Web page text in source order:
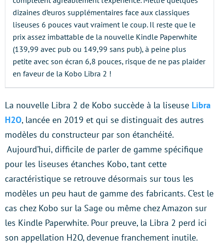
dizaines d’euros supplémentaires face aux classiques
liseuses 6 pouces vaut vraiment le coup. Il reste que le
prix assez imbattable de la nouvelle Kindle Paperwhite
(139,99 avec pub ou 149,99 sans pub), à peine plus
petite avec son écran 6,8 pouces, risque de ne pas plaider
en faveur de la Kobo Libra 2 !
La nouvelle Libra 2 de Kobo succède à la liseuse Libra
H2O, lancée en 2019 et qui se distinguait des autres
modèles du constructeur par son étanchéité.
Aujourd’hui, difficile de parler de gamme spécifique
pour les liseuses étanches Kobo, tant cette
caractéristique se retrouve désormais sur tous les
modèles un peu haut de gamme des fabricants. C’est le
cas chez Kobo sur la Sage ou même chez Amazon sur
les Kindle Paperwhite. Pour preuve, la Libra 2 perd ici
son appellation H2O, devenue franchement inutile.